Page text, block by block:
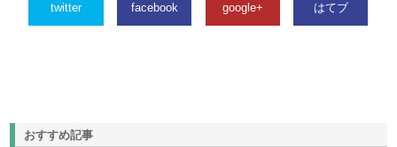
twitter facebook google+ はてブ
おすすめ記事